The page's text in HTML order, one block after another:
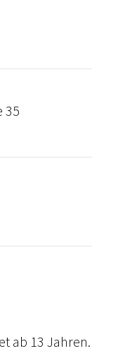
35
ab 13 Jahren.